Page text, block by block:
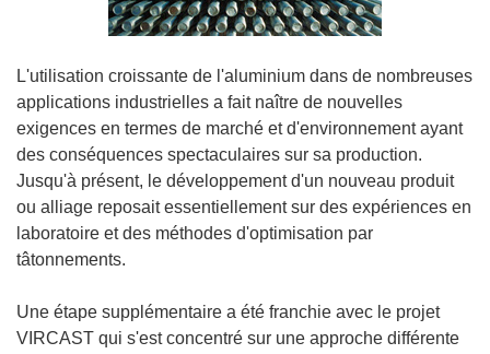
L'utilisation croissante de l'aluminium dans de nombreuses
applications industrielles a fait naître de nouvelles
exigences en termes de marché et d'environnement ayant
des conséquences spectaculaires sur sa production.
Jusqu'à présent, le développement d'un nouveau produit
ou alliage reposait essentiellement sur des expériences en
laboratoire et des méthodes d'optimisation par
tâtonnements.
Une étape supplémentaire a été franchie avec le projet
VIRCAST qui s'est concentré sur une approche différente